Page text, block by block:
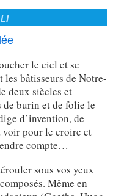
le ciel et se
les bâtisseurs de Notre-
deux siècles et
de burin et de folie le
d’invention, de
voir pour le croire et
compte…
sous vos yeux
Même en